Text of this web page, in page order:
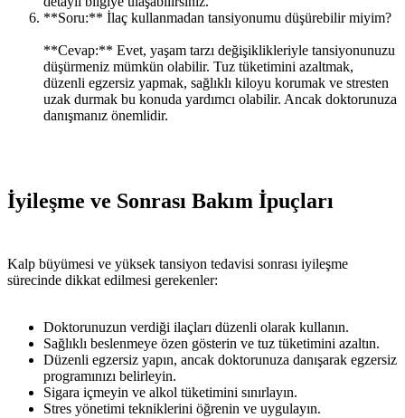
**Soru:** İlaç kullanmadan tansiyonumu düşürebilir miyim?
**Cevap:** Evet, yaşam tarzı değişiklikleriyle tansiyonunuzu
düşürmeniz mümkün olabilir. Tuz tüketimini azaltmak,
düzenli egzersiz yapmak, sağlıklı kiloyu korumak ve stresten
uzak durmak bu konuda yardımcı olabilir. Ancak doktorunuza
danışmanız önemlidir.
İyileşme ve Sonrası Bakım İpuçları
Kalp büyümesi ve yüksek tansiyon tedavisi sonrası iyileşme
sürecinde dikkat edilmesi gerekenler:
Doktorunuzun verdiği ilaçları düzenli olarak kullanın.
Sağlıklı beslenmeye özen gösterin ve tuz tüketimini azaltın.
Düzenli egzersiz yapın, ancak doktorunuza danışarak egzersiz
programınızı belirleyin.
Sigara içmeyin ve alkol tüketimini sınırlayın.
Stres yönetimi tekniklerini öğrenin ve uygulayın.